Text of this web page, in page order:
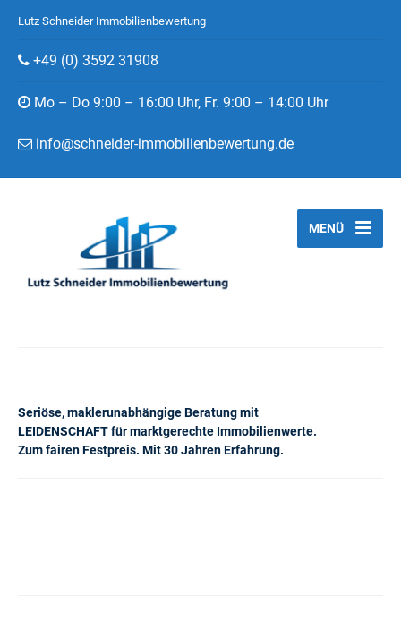
Lutz Schneider Immobilienbewertung
+49 (0) 3592 31908
Mo – Do 9:00 – 16:00 Uhr, Fr. 9:00 – 14:00 Uhr
info@schneider-immobilienbewertung.de
Seriöse, maklerunabhängige Beratung mit
LEIDENSCHAFT für marktgerechte Immobilienwerte.
Zum fairen Festpreis. Mit 30 Jahren Erfahrung.
MENÜ